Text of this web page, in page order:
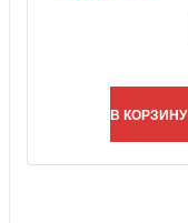
В КОРЗИНУ